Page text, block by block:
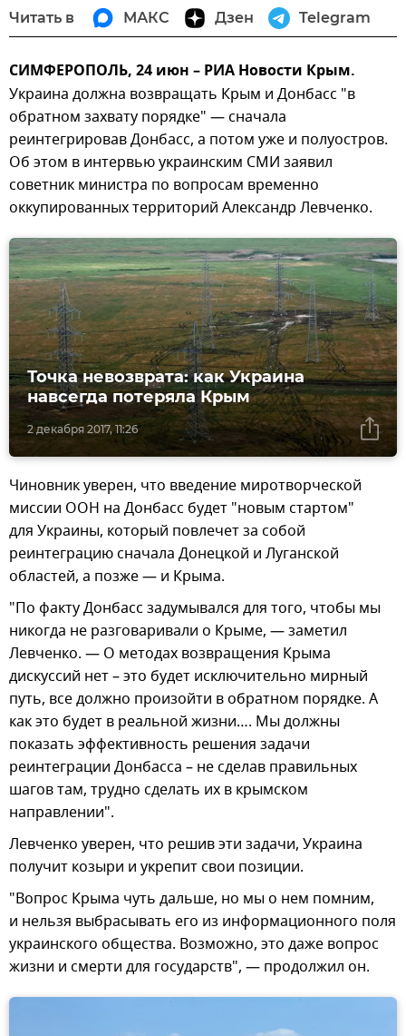
Читать в МАКС Дзен Telegram
СИМФЕРОПОЛЬ, 24 июн – РИА Новости Крым.
Украина должна возвращать Крым и Донбасс "в
обратном захвату порядке" — сначала
реинтегрировав Донбасс, а потом уже и полуостров.
Об этом в интервью украинским СМИ заявил
советник министра по вопросам временно
оккупированных территорий Александр Левченко.
2 декабря 2017, 11:26
Точка невозврата: как Украина
навсегда потеряла Крым
Чиновник уверен, что введение миротворческой
миссии ООН на Донбасс будет "новым стартом"
для Украины, который повлечет за собой
реинтеграцию сначала Донецкой и Луганской
областей, а позже — и Крыма.
"По факту Донбасс задумывался для того, чтобы мы
никогда не разговаривали о Крыме, — заметил
Левченко. — О методах возвращения Крыма
дискуссий нет – это будет исключительно мирный
путь, все должно произойти в обратном порядке. А
как это будет в реальной жизни…. Мы должны
показать эффективность решения задачи
реинтеграции Донбасса – не сделав правильных
шагов там, трудно сделать их в крымском
направлении".
Левченко уверен, что решив эти задачи, Украина
получит козыри и укрепит свои позиции.
"Вопрос Крыма чуть дальше, но мы о нем помним,
и нельзя выбрасывать его из информационного поля
украинского общества. Возможно, это даже вопрос
жизни и смерти для государств", — продолжил он.